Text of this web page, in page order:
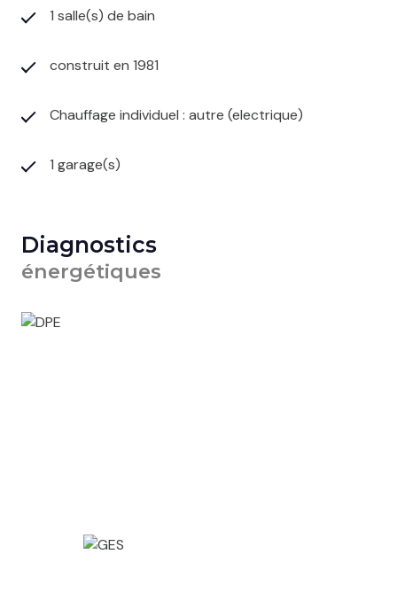
1 salle(s) de bain
construit en 1981
Chauffage individuel : autre (electrique)
1 garage(s)
Diagnostics
énergétiques